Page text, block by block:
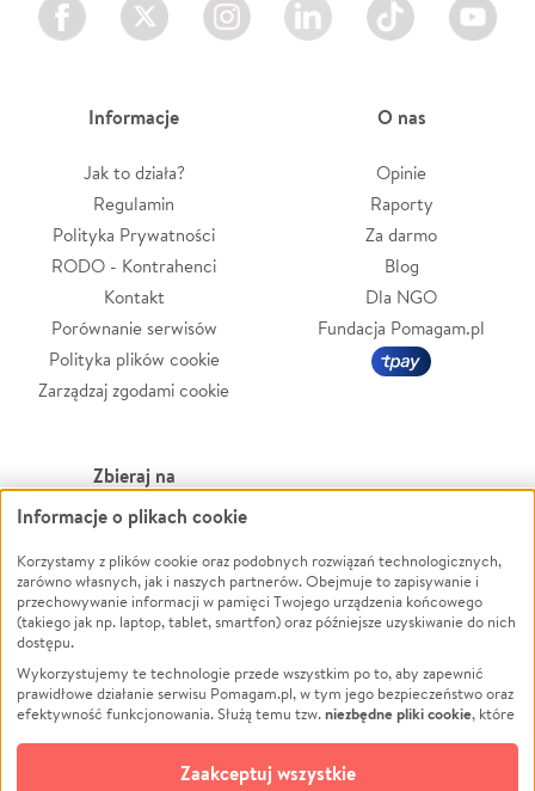
Informacje
Jak to działa?
Regulamin
Polityka Prywatności
RODO - Kontrahenci
Kontakt
Porównanie serwisów
Polityka plików cookie
Zarządzaj zgodami cookie
O nas
Opinie
Raporty
Za darmo
Blog
Dla NGO
Fundacja Pomagam.pl
Zbieraj na
Leczenie
Zwierzęta
Pożar
Ukraina
Pomoc Finansowa
Projekty
Pogrzeb
Społeczność lokalna
Powódź
Wichura
NGO
Edukacja
Podróż
Impreza
Ochrona środowiska
Informacje o plikach cookie
Korzystamy z plików cookie oraz podobnych rozwiązań technologicznych,
zarówno własnych, jak i naszych partnerów. Obejmuje to zapisywanie i
przechowywanie informacji w pamięci Twojego urządzenia końcowego
(takiego jak np. laptop, tablet, smartfon) oraz późniejsze uzyskiwanie do nich
dostępu.
Wykorzystujemy te technologie przede wszystkim po to, aby zapewnić
prawidłowe działanie serwisu Pomagam.pl, w tym jego bezpieczeństwo oraz
efektywność funkcjonowania. Służą temu tzw.niezbędne pliki cookie, które
opcjonalnych plików cookie
technologii do celów analitycznych i retargetingowych. Możesz wyrazić
Zaakceptuj wszystkie